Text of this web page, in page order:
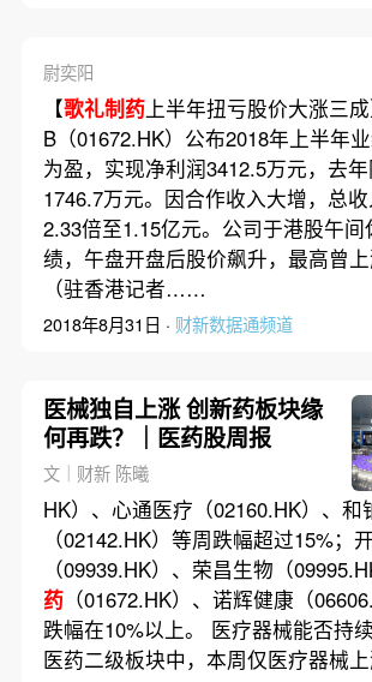
尉奕阳
【歌礼制药上半年扭亏股价大涨三成
B（01672.HK）公布2018年上半年
为盈，实现净利润3412.5万元，去
1746.7万元。因合作收入大增，总
2.33倍至1.15亿元。公司于港股午
绩，午盘开盘后股价飙升，最高曾上
（驻香港记者……
2018年8月31日 · 财新数据通频道
医械独自上涨 创新药板块缘
何再跌？｜医药股周报
文｜财新 陈曦
HK）、心通医疗（02160.HK）、和
（02142.HK）等周跌幅超过15%；
（09939.HK）、荣昌生物（
药（01672.HK）、诺辉健康（
跌幅在10%以上。 医疗器械能否持
医药二级板块中，本周仅医疗器械